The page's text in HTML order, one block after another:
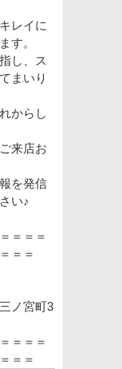
レイに
す。
し、ス
まいり
からし
来店お
を発信
い♪
＝＝＝
＝＝
ノ宮町3
＝＝＝
＝＝